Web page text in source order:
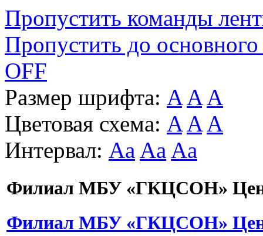
Пропустить команды
Пропустить до основного
OFF
Размер шрифта: A A A
Цветовая схема: A A A
Интервал: Aa Aa Aa
Филиал МБУ «ГКЦСОН»
Филиал МБУ «ГКЦСОН»